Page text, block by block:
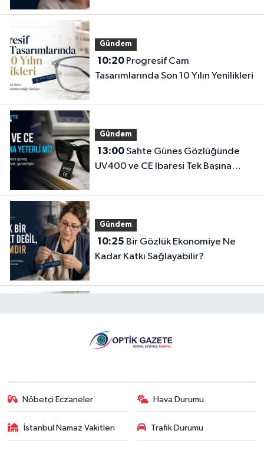
Gündem
10:20Progresif Cam
Tasarımlarında Son 10 Yılın Yenilikleri
Gündem
13:00Sahte Güneş Gözlüğünde
UV400 ve CE İbaresi Tek Başına
Gündem
10:25
Kadar Katkı Sağlayabilir?
16:34
İnovasyon: Depresyon Teşhis Eden
Nöbetçi Eczaneler Hava Durumu
İstanbul Namaz Vakitleri Trafik Durumu